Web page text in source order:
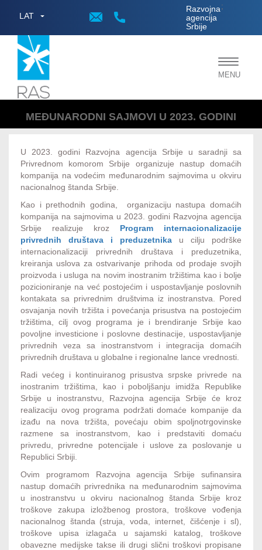
LAT
Razvojna
agencija
Srbije
;
Toggle
MENU
MEĐUNARODNI SAJMOVI U 2023. GODINI
U 2023. godini Razvojna agencija Srbije u saradnji sa
Privrednom komorom Srbije organizuje nastup domaćih
kompanija na vodećim međunarodnim sajmovima u okviru
nacionalnog štanda Srbije.
Kao i prethodnih godina, organizaciju nastupa domaćih
kompanija na sajmovima u 2023. godini Razvojna agencija
Srbije realizuje kroz Program internacionalizacije
privrednih društava i preduzetnika u cilju podrške
internacionalizaciji privrednih društava i preduzetnika,
kreiranja uslova za ostvarivanje prihoda od prodaje svojih
proizvoda i usluga na novim inostranim tržištima kao i bolje
pozicioniranje na već postojećim i uspostavljanje poslovnih
kontakata sa privrednim društvima iz inostranstva. Pored
osvajanja novih tržišta i povećanja prisustva na postojećim
tržištima, cilj ovog programa je i brendiranje Srbije kao
povoljne investicione i poslovne destinacije, uspostavljanje
privrednih veza sa inostranstvom i integracija domaćih
privrednih društava u globalne i regionalne lance vrednosti.
Radi većeg i kontinuiranog prisustva srpske privrede na
inostranim tržištima, kao i poboljšanju imidža Republike
Srbije u inostranstvu, Razvojna agencija Srbije će kroz
realizaciju ovog programa podržati domaće kompanije da
izađu na nova tržišta, povećaju obim spoljnotrgovinske
razmene sa inostranstvom, kao i predstaviti domaću
privredu, privredne potencijale i uslove za poslovanje u
Republici Srbiji.
Ovim programom Razvojna agencija Srbije sufinansira
nastup domaćih privrednika na međunarodnim sajmovima
u inostranstvu u okviru nacionalnog štanda Srbije kroz
troškove zakupa izložbenog prostora, troškove vođenja
nacionalnog štanda (struja, voda, internet, čišćenje i sl),
troškove upisa izlagača u sajamski katalog, troškove
obavezne medijske takse ili drugi slični troškovi propisane